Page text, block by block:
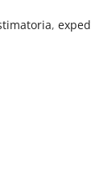
,